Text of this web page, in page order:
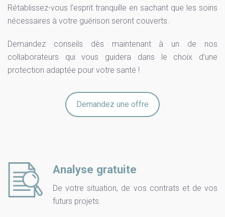
Rétablissez-vous l’esprit tranquille en sachant que les soins
nécessaires à votre guérison seront couverts.
Demandez conseils dès maintenant à un de nos
collaborateurs qui vous guidera dans le choix d’une
protection adaptée pour votre santé !
Demandez une offre
Analyse gratuite
De votre situation, de vos contrats et de vos
futurs projets.